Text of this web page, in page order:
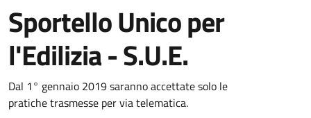
Sportello Unico per
l'Edilizia - S.U.E.
Dal 1° gennaio 2019 saranno accettate solo le
pratiche trasmesse per via telematica.